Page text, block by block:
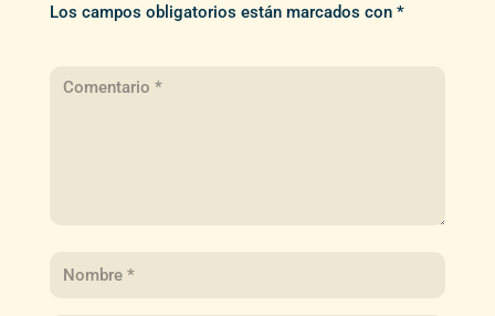
Los campos obligatorios están marcados con *